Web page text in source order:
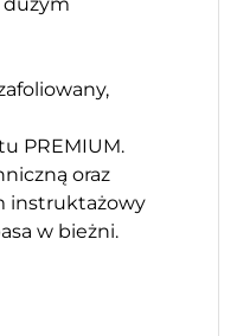
PREMIUM.
oraz
instruktażowy
w bieżni.